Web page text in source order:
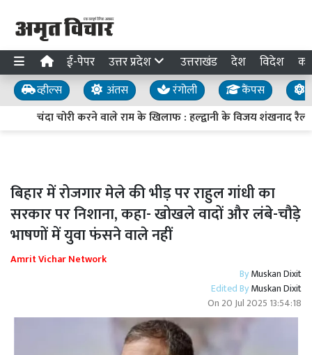
ई-पेपर उत्तर प्रदेश उत्तराखंड देश विदेश
व्हील्स अंतस रंगोली कैंपस
चंदा चोरी करने वाले राम के खिलाफ : हल्द्वानी के विजय शंखनाद
बिहार में रोजगार मेले की भीड़ पर राहुल गांधी का
सरकार पर निशाना, कहा- खोखले वादों और लंबे-चौड़े
भाषणों में युवा फंसने वाले नहीं
Amrit Vichar Network
ByMuskan Dixit
Edited ByMuskan Dixit
On 20 Jul 2025 13:54:18